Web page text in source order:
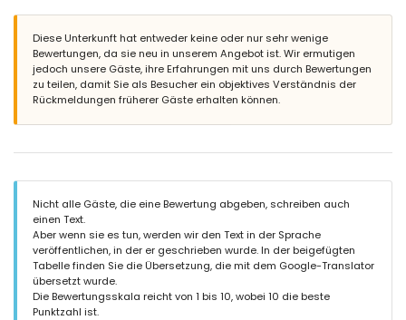
Diese Unterkunft hat entweder keine oder nur sehr wenige
Bewertungen, da sie neu in unserem Angebot ist. Wir ermutigen
jedoch unsere Gäste, ihre Erfahrungen mit uns durch Bewertungen
zu teilen, damit Sie als Besucher ein objektives Verständnis der
Rückmeldungen früherer Gäste erhalten können.
Nicht alle Gäste, die eine Bewertung abgeben, schreiben auch
einen Text.
Aber wenn sie es tun, werden wir den Text in der Sprache
veröffentlichen, in der er geschrieben wurde. In der beigefügten
Tabelle finden Sie die Übersetzung, die mit dem Google-Translator
übersetzt wurde.
Die Bewertungsskala reicht von 1 bis 10, wobei 10 die beste
Punktzahl ist.